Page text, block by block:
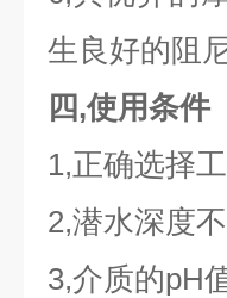
生良好的阻
四,使用条件
1,正确选择
2,潜水深度
3,介质的pH